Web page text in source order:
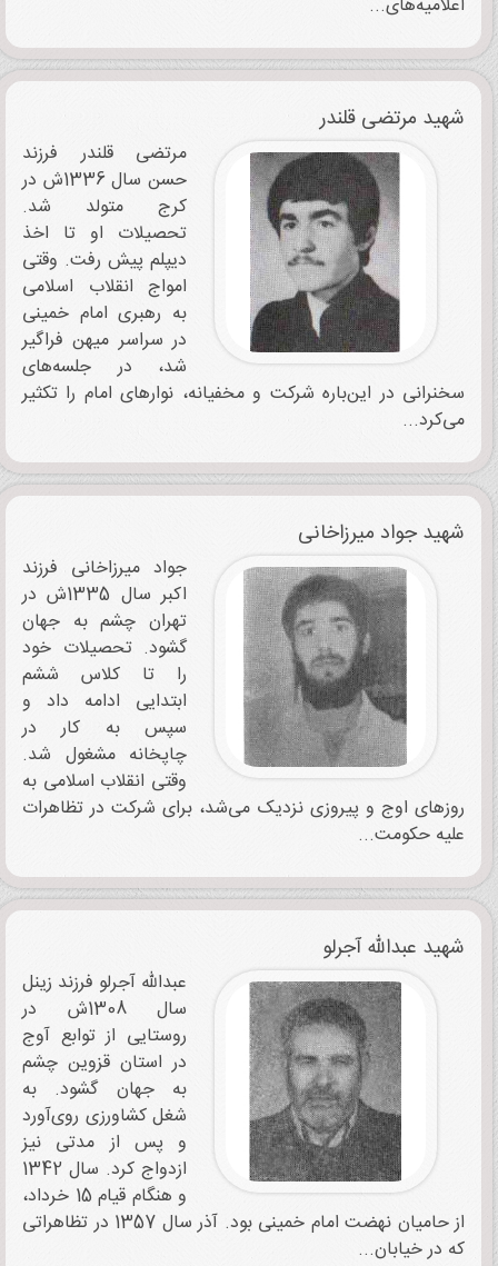
اعلامیه‌های...
شهید مرتضی قلندر
مرتضی قلندر فرزند
حسن سال 1336ش در
کرج متولد شد.
تحصیلات او تا اخذ
دیپلم پیش رفت. وقتی
امواج انقلاب اسلامی
به رهبری امام خمینی
در سراسر میهن فراگیر
شد، در جلسه‌های
سخنرانی در این‌باره شرکت و مخفیانه، نوارهای امام را تکثیر
می‌کرد...
شهید جواد میرزاخانی
جواد میرزاخانی فرزند
اکبر سال 1335ش در
تهران چشم به جهان
گشود. تحصیلات خود
را تا کلاس ششم
ابتدایی ادامه داد و
سپس به کار در
چاپخانه مشغول شد.
وقتی انقلاب اسلامی به
روزهای اوج و پیروزی نزدیک می‌شد، برای شرکت در تظاهرات
علیه حکومت...
شهید عبدالله آجرلو
عبدالله آجرلو فرزند زینل
سال 1308ش در
روستایی از توابع آوج
در استان قزوین چشم
به جهان گشود. به
شغل کشاورزی روی‌آورد
و پس از مدتی نیز
ازدواج کرد. سال 1342
و هنگام قیام 15 خرداد،
از حامیان نهضت امام خمینی بود. آذر سال 1357 در تظاهراتی
که در خیابان...